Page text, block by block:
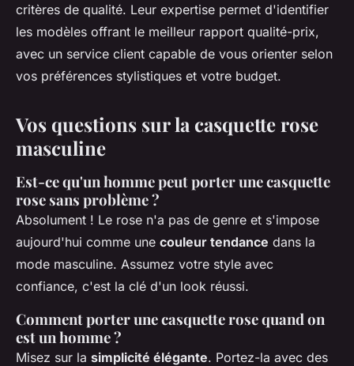
critères de qualité. Leur expertise permet d'identifier
les modèles offrant le meilleur rapport qualité-prix,
avec un service client capable de vous orienter selon
vos préférences stylistiques et votre budget.
Vos questions sur la casquette rose
masculine
Est-ce qu'un homme peut porter une casquette
rose sans problème ?
Absolument ! Le rose n'a pas de genre et s'impose
aujourd'hui comme une couleur tendance dans la
mode masculine. Assumez votre style avec
confiance, c'est la clé d'un look réussi.
Comment porter une casquette rose quand on
est un homme ?
Misez sur la simplicité élégante. Portez-la avec des